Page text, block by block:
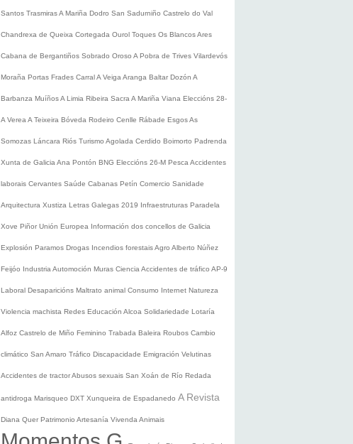
Santos TrasmirasA Mariña Dodro San Sadurniño Castrelo do Val
Chandrexa de Queixa Cortegada Ourol Toques Os BlancosAres
Cabana de Bergantiños Sobrado Oroso A Pobra de Trives Vilardevós
Moraña Portas Frades CarralA Veiga Aranga Baltar Dozón A
Barbanza MuíñosA Limia Ribeira Sacra A Mariña Viana Eleccións 28-
A Verea A Teixeira Bóveda Rodeiro Cenlle Rábade EsgosAs
Somozas Láncara Riós Turismo Agolada Cerdido Boimorto Padrenda
Xunta de Galicia Ana Pontón BNG Eleccións 26-M Pesca Accidentes
laborais Cervantes Saúde Cabanas Petín Comercio Sanidade
Arquitectura Xustiza Letras Galegas 2019 Infraestruturas Paradela
Xove Piñor Unión Europea Información dos concellos de Galicia
Explosión Paramos Drogas Incendios forestaisAgro Alberto Núñez
Feijóo Industria Automoción Muras Ciencia Accidentes de tráfico AP-9
Laboral Desaparicións Maltrato animal Consumo Internet Natureza
Violencia machista Redes Educación Alcoa Solidariedade Lotaría
Alfoz Castrelo de Miño Feminino Trabada Baleira Roubos Cambio
climático San Amaro Tráfico Discapacidade Emigración Velutinas
Accidentes de tractorAbusos sexuais San Xoán de Río Redada
antidroga Marisqueo DXT Xunqueira de Espadanedo A Revista
Diana Quer Patrimonio Artesanía Vivenda Animais